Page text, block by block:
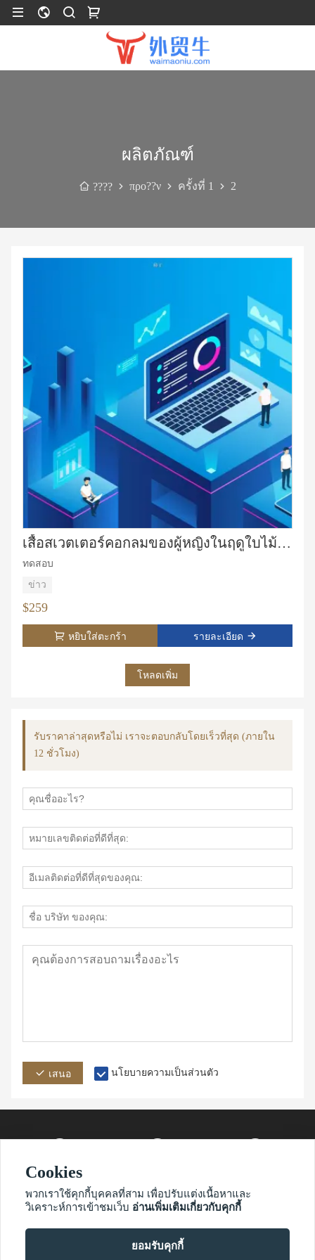
ผลิตภัณฑ์
???? προ??ν ครั้งที่ 1 2
เสื้อสเวตเตอร์คอกลมของผู้หญิงในฤดูใบไม้ร่วง
ทดสอบ
ข่าว
$259
หยิบใส่ตะกร้า รายละเอียด
โหลดเพิ่ม
รับราคาล่าสุดหรือไม่ เราจะตอบกลับโดยเร็วที่สุด (ภายใน
12 ชั่วโมง)
เสนอ นโยบายความเป็นส่วนตัว
ที่อยู่
?2021 ไวมาโอนิอูเน็ต
Cookies
พวกเราใช้คุกกี้บุคคลที่สาม เพื่อปรับแต่งเนื้อหาและ
วิเคราะห์การเข้าชมเว็บ อ่านเพิ่มเติมเกี่ยวกับคุกกี้
ยอมรับคุกกี้